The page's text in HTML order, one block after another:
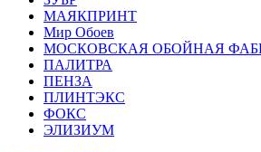
МАЯКПРИНТ
Мир Обоев
МОСКОВСКАЯ ОБОЙНАЯ
ПАЛИТРА
ПЕНЗА
ПЛИНТЭКС
ФОКС
ЭЛИЗИУМ